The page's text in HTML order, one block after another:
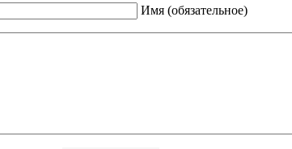
Имя (обязательное)